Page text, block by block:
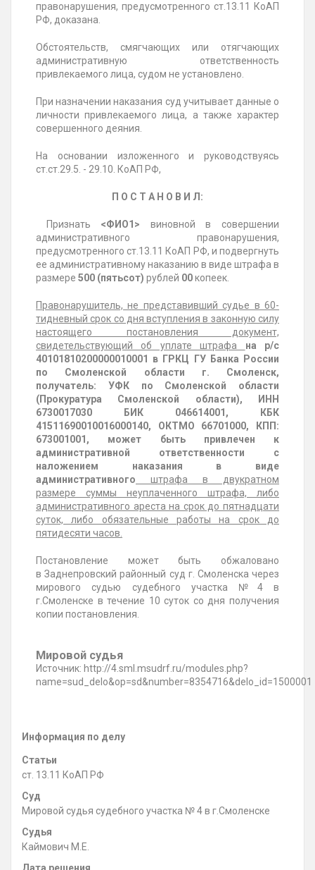
правонарушения, предусмотренного ст.13.11 КоАП
РФ, доказана.
Обстоятельств, смягчающих или отягчающих
административную ответственность
привлекаемого лица, судом не установлено.
При назначении наказания суд учитывает данные о
личности привлекаемого лица, а также характер
совершенного деяния.
На основании изложенного и руководствуясь
ст.ст.29.5. - 29.10. КоАП РФ,
П О С Т А Н О В И Л:
Признать <ФИО1> виновной в совершении
административного правонарушения,
предусмотренного ст.13.11 КоАП РФ, и подвергнуть
ее административному наказанию в виде штрафа в
размере 500 (пятьсот) рублей 00копеек.
Правонарушитель, не представивший судье в 60-
тидневный срок со дня вступления в законную силу
настоящего постановления документ,
свидетельствующий об уплате штрафа на р/с
40101810200000010001 в ГРКЦ ГУ Банка России
по Смоленской области г. Смоленск,
получатель: УФК по Смоленской области
(Прокуратура Смоленской области), ИНН
6730017030 БИК 046614001, КБК
41511690010016000140, ОКТМО 66701000, КПП:
673001001, может быть привлечен к
административной ответственности с
наложением наказания в виде
административного штрафа в двукратном
размере суммы неуплаченного штрафа, либо
административного ареста на срок до пятнадцати
суток, либо обязательные работы на срок до
пятидесяти часов.
Постановление может быть обжаловано
вЗаднепровский районный суд г. Смоленска через
мирового судью судебного участка №4 в
г.Смоленске в течение 10 суток со дня получения
копии постановления.
Мировой судья
Источник: http://4.sml.msudrf.ru/modules.php?
name=sud_delo&op=sd&number=8354716&delo_id=1500001
Информация по делу
Статьи
ст. 13.11 КоАП РФ
Суд
Мировой судья судебного участка № 4 в г.Смоленске
Судья
Каймович М.Е.